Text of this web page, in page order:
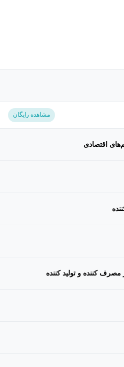
مشاهده رایگان
اقتصادی
کننده و تولید کننده